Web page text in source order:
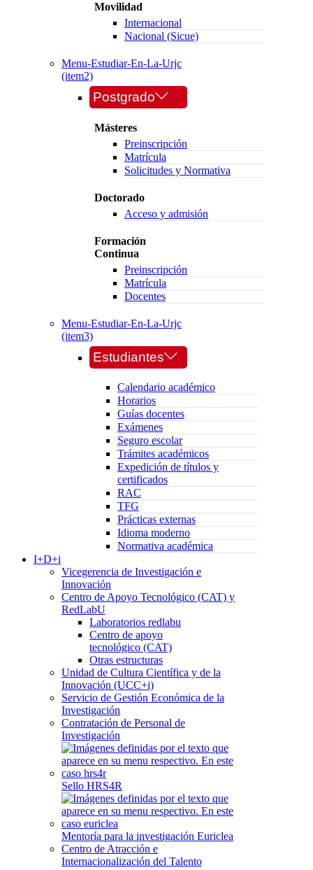
Movilidad
Internacional
Nacional (Sicue)
Menu-Estudiar-En-La-Urjc
(item2)
Postgrado
Másteres
Preinscripción
Matrícula
Solicitudes y Normativa
Doctorado
Acceso y admisión
Formación
Continua
Preinscripción
Matrícula
Docentes
Menu-Estudiar-En-La-Urjc
(item3)
Estudiantes
Calendario académico
Horarios
Guías docentes
Exámenes
Seguro escolar
Trámites académicos
Expedición de títulos y
certificados
RAC
TFG
Prácticas externas
Idioma moderno
Normativa académica
I+D+i
Vicegerencia de Investigación e
Innovación
Centro de Apoyo Tecnológico (CAT) y
RedLabU
Laboratorios redlabu
Centro de apoyo
tecnológico (CAT)
Otras estructuras
Unidad de Cultura Científica y de la
Innovación (UCC+i)
Servicio de Gestión Económica de la
Investigación
Contratación de Personal de
Investigación
Sello HRS4R
Mentoría para la investigación Euriclea
Centro de Atracción e
Internacionalización del Talento